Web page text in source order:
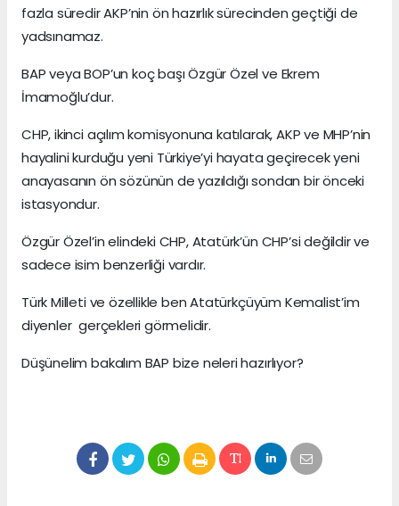
fazla süredir AKP’nin ön hazırlık sürecinden geçtiği de
yadsınamaz.
BAP veya BOP’un koç başı Özgür Özel ve Ekrem
İmamoğlu’dur.
CHP, ikinci açılım komisyonuna katılarak, AKP ve MHP’nin
hayalini kurduğu yeni Türkiye’yi hayata geçirecek yeni
anayasanın ön sözünün de yazıldığı sondan bir önceki
istasyondur.
Özgür Özel’in elindeki CHP, Atatürk’ün CHP’si değildir ve
sadece isim benzerliği vardır.
Türk Milleti ve özellikle ben Atatürkçüyüm Kemalist’im
diyenler gerçekleri görmelidir.
Düşünelim bakalım BAP bize neleri hazırlıyor?